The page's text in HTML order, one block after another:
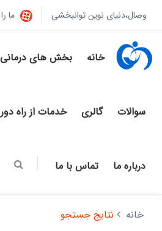
وصال،دنیای نوین توانبخشی ما
خانه بخش های درمانی
سوالات گالری خدمات از راه دور
درباره ما تماس با ما
خانه نتایج جستجو